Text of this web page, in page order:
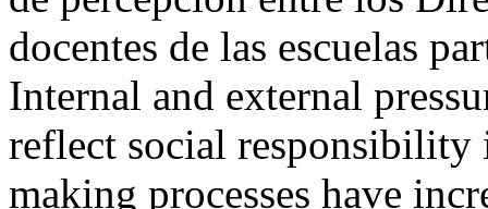
docentes de las escuelas
Internal and external
reflect social responsibility
making processes have